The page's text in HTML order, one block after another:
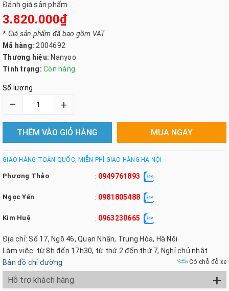
Đánh giá sản phẩm
3.820.000₫
* Giá sản phẩm đã bao gồm VAT
Mã hàng: 2004692
Thương hiệu: Nanyoo
Tình trạng: Còn hàng
Số lượng
– +
THÊM VÀO GIỎ HÀNG MUA NGAY
GIAO HÀNG TOÀN QUỐC, MIỄN PHÍ GIAO HÀNG HÀ NỘI
Phương Thảo : 0949761893
Ngọc Yến : 0981805488
Kim Huệ : 0963230665
Địa chỉ: Số 17, Ngõ 46, Quan Nhân, Trung Hòa, Hà Nội
Làm việc: từ 8h đến 17h30, từ thứ 2 đến thứ 7, Nghỉ chủ nhật
Bản đồ chỉ đường
Có chỗ đỗ xe
Hỗ trợ khách hàng +